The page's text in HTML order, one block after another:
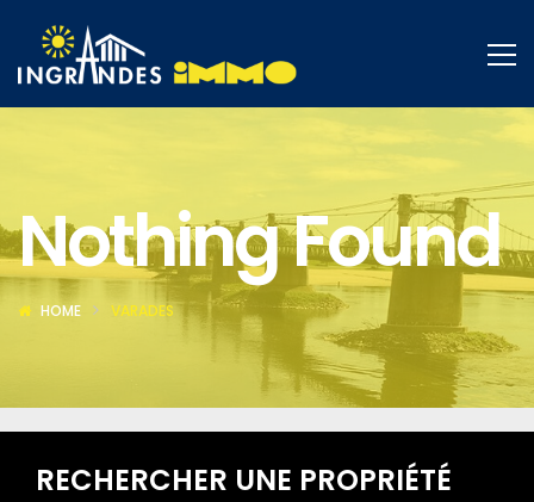
Nothing Found
HOME VARADES
RECHERCHER UNE PROPRIÉTÉ